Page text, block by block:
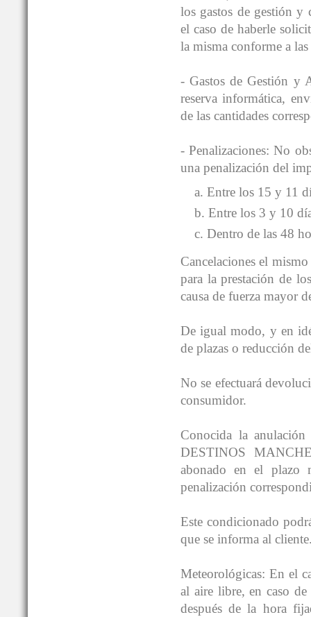
los gastos de gestión
el caso de haberle
la misma conforme a
- Gastos de Gestión y
reserva informática,
de las cantidades
- Penalizaciones: No
una penalización del
a. Entre los 15 y 11
b. Entre los 3 y 10
c. Dentro de las 48
Cancelaciones el
para la prestación de
causa de fuerza mayor
De igual modo, y en
de plazas o reducción
No se efectuará
consumidor.
Conocida la
DESTINOS
abonado en el plazo
penalización
Este condicionado
que se informa al
Meteorológicas: En el
al aire libre, en caso
después de la hora